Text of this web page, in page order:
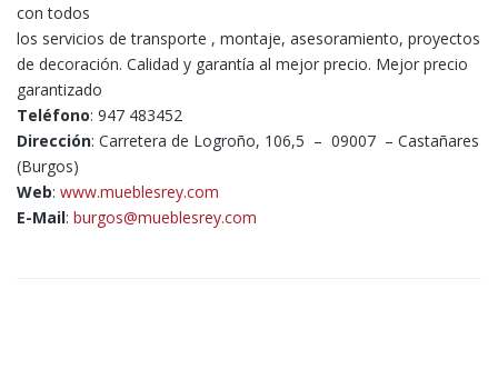
con todos
los servicios de transporte , montaje, asesoramiento, proyectos
de decoración. Calidad y garantía al mejor precio. Mejor precio
garantizado
Teléfono: 947 483452
Dirección: Carretera de Logroño, 106,5 – 09007 – Castañares
(Burgos)
Web: www.mueblesrey.com
E-Mail: burgos@mueblesrey.com